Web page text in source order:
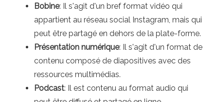
Bobine: Il s'agit d'un bref format vidéo qui
appartient au réseau social Instagram, mais qui
peut être partagé en dehors de la plate-forme.
Présentation numérique: Il s'agit d'un format de
contenu composé de diapositives avec des
ressources multimédias.
Podcast: Il est contenu au format audio qui